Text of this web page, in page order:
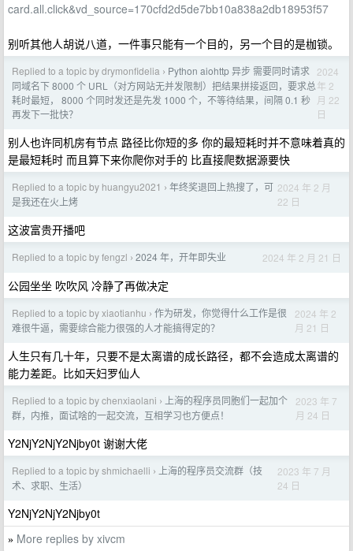
card.all.click&vd_source=170cfd2d5de7bb10a838a2db18953f57
别听其他人胡说八道，一件事只能有一个目的，另一个目的是枷锁。
Replied to a topic by drymonfidelia › Python aiohttp 异步 需要同时请求
同域名下 8000 个 URL（对方网站无并发限制）把结果拼接返回，要求总
耗时最短， 8000 个同时发还是先发 1000 个，不等待结果，间隔 0.1 秒
再发下一批快？
2024
年 2
月 22
日
别人也许同机房有节点 路径比你短的多 你的最短耗时并不意味着真的
是最短耗时 而且算下来你爬你对手的 比直接爬数据源要快
Replied to a topic by huangyu2021 › 年终奖退回上热搜了，可
是我还在火上烤
2024 年 2 月
22 日
这波富贵开播吧
Replied to a topic by fengzl › 2024 年，开年即失业 2024 年 2 月 21 日
公园坐坐 吹吹风 冷静了再做决定
Replied to a topic by xiaotianhu › 作为研发，你觉得什么工作是很
难很牛逼，需要综合能力很强的人才能搞得定的？
2024 年 2
月 21 日
人生只有几十年，只要不是太离谱的成长路径，都不会造成太离谱的
能力差距。比如天妇罗仙人
Replied to a topic by chenxiaolani ›
上海的程序员同胞们一起加个
群，内推，面试啥的一起交流，互相学习也方便点！
2023 年 7
月 24 日
Y2NjY2NjY2Njby0t 谢谢大佬
Replied to a topic by shmichaelli ›
上海的程序员交流群（技
术、求职、生活）
2023 年 7 月
24 日
Y2NjY2NjY2Njby0t
» More replies by xivcm